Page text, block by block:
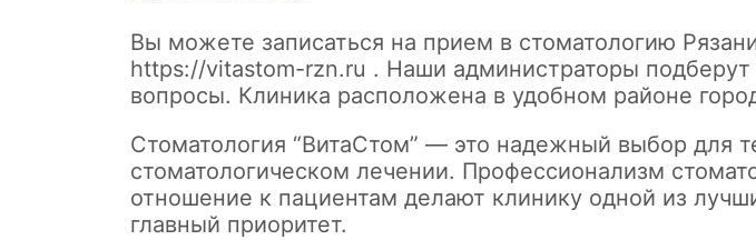
Вы можете записаться на прием в стоматологию
https://vitastom-rzn.ru . Наши администраторы подберут
вопросы. Клиника расположена в удобном районе
Стоматология “ВитаСтом” — это надежный выбор для
стоматологическом лечении. Профессионализм
отношение к пациентам делают клинику одной из
главный приоритет.